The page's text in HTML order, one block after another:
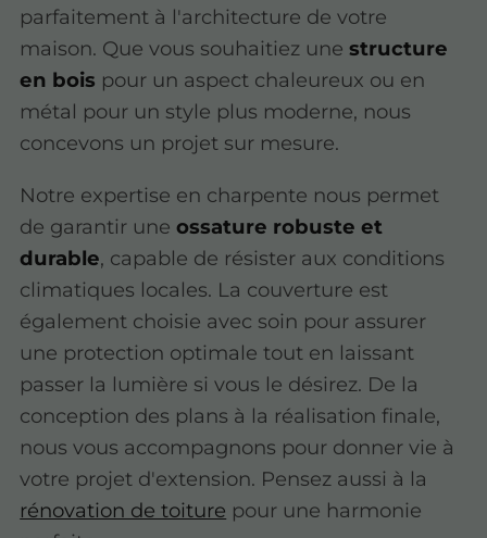
parfaitement à l'architecture de votre
maison. Que vous souhaitiez unestructure
en bois pour un aspect chaleureux ou en
métal pour un style plus moderne, nous
concevons un projet sur mesure.
Notre expertise en charpente nous permet
de garantir uneossature robuste et
durable, capable de résister aux conditions
climatiques locales. La couverture est
également choisie avec soin pour assurer
une protection optimale tout en laissant
passer la lumière si vous le désirez. De la
conception des plans à la réalisation finale,
nous vous accompagnons pour donner vie à
votre projet d'extension. Pensez aussi à la
rénovation de toiture pour une harmonie